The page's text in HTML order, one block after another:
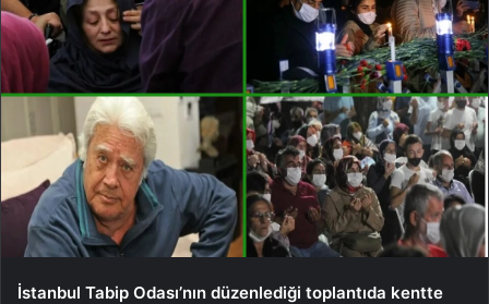
İstanbul Tabip Odası’nın düzenlediği toplantıda kentte